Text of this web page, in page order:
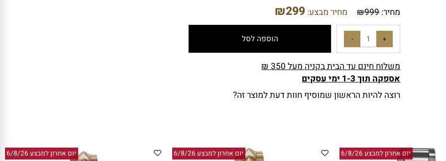
מק"ט:MK4933
מחיר: ₪999 מחיר מבצע: ₪299
משלוח חינם עד הבית בקניה מעל 350 ₪
אספקה תוך 1-3 ימי עסקים